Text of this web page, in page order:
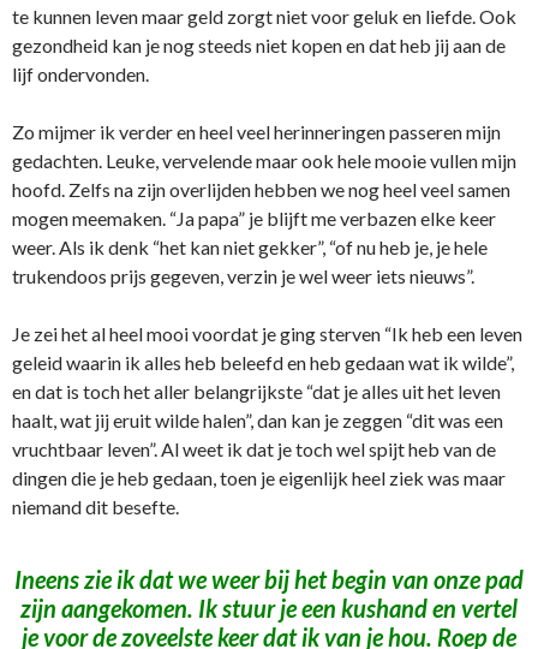
te kunnen leven maar geld zorgt niet voor geluk en liefde. Ook
gezondheid kan je nog steeds niet kopen en dat heb jij aan de
lijf ondervonden.
Zo mijmer ik verder en heel veel herinneringen passeren mijn
gedachten. Leuke, vervelende maar ook hele mooie vullen mijn
hoofd. Zelfs na zijn overlijden hebben we nog heel veel samen
mogen meemaken. “Ja papa” je blijft me verbazen elke keer
weer. Als ik denk “het kan niet gekker”, “of nu heb je, je hele
trukendoos prijs gegeven, verzin je wel weer iets nieuws”.
Je zei het al heel mooi voordat je ging sterven “Ik heb een leven
geleid waarin ik alles heb beleefd en heb gedaan wat ik wilde”,
en dat is toch het aller belangrijkste “dat je alles uit het leven
haalt, wat jij eruit wilde halen”, dan kan je zeggen “dit was een
vruchtbaar leven”. Al weet ik dat je toch wel spijt heb van de
dingen die je heb gedaan, toen je eigenlijk heel ziek was maar
niemand dit besefte.
Ineens zie ik dat we weer bij het begin van onze pad
zijn aangekomen. Ik stuur je een kushand en vertel
je voor de zoveelste keer dat ik van je hou. Roep de